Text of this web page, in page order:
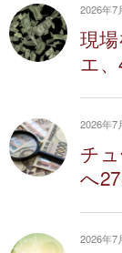
2026年7
現
エ
2026年7
チ
へ
2026年7